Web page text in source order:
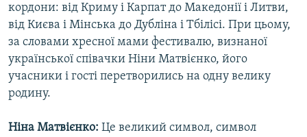
кордони: від Криму і Карпат до Македонії і Литви,
від Києва і Мінська до Дубліна і Тбілісі. При цьому,
за словами хресної мами фестивалю, визнаної
української співачки Ніни Матвієнко, його
учасники і гості перетворились на одну велику
родину.
Ніна Матвієнко: Це великий символ, символ